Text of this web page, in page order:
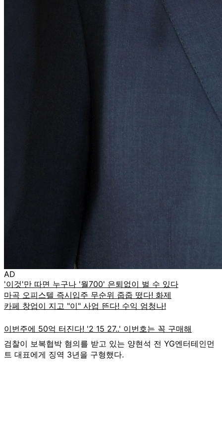
AD
검찰이 보복협박 혐의를 받고 있는 양현석 전 YG엔터테인먼
트 대표에게 징역 3년을 구형했다.